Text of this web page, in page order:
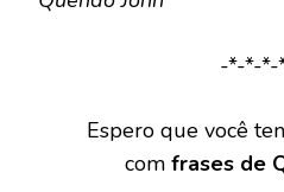
-*-*-*-
Espero que você
com frases de